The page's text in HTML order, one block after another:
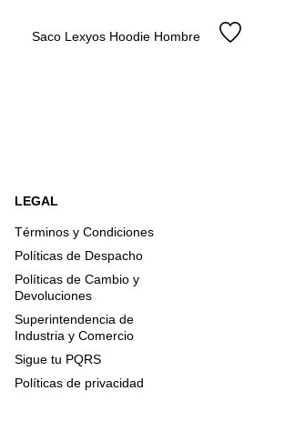
Saco Lexyos Hoodie Hombre
LEGAL
Términos y Condiciones
Políticas de Despacho
Políticas de Cambio y
Devoluciones
Superintendencia de
Industria y Comercio
Sigue tu PQRS
Políticas de privacidad